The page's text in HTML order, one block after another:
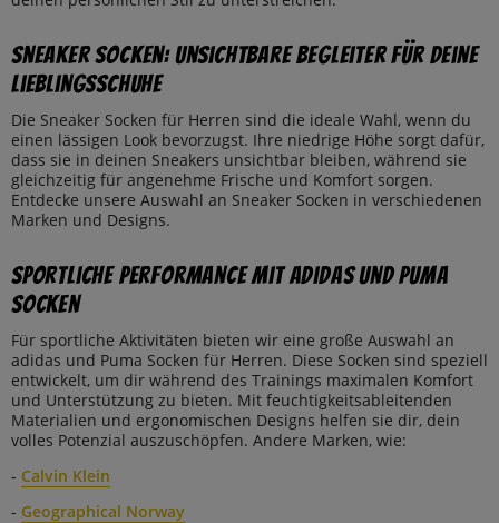
Sneaker Socken: Unsichtbare Begleiter für deine
Lieblingsschuhe
Die Sneaker Socken für Herren sind die ideale Wahl, wenn du
einen lässigen Look bevorzugst. Ihre niedrige Höhe sorgt dafür,
dass sie in deinen Sneakers unsichtbar bleiben, während sie
gleichzeitig für angenehme Frische und Komfort sorgen.
Entdecke unsere Auswahl an Sneaker Socken in verschiedenen
Marken und Designs.
Sportliche Performance mit adidas und Puma
Socken
Für sportliche Aktivitäten bieten wir eine große Auswahl an
adidas und Puma Socken für Herren. Diese Socken sind speziell
entwickelt, um dir während des Trainings maximalen Komfort
und Unterstützung zu bieten. Mit feuchtigkeitsableitenden
Materialien und ergonomischen Designs helfen sie dir, dein
volles Potenzial auszuschöpfen. Andere Marken, wie:
- Calvin Klein
- Geographical Norway